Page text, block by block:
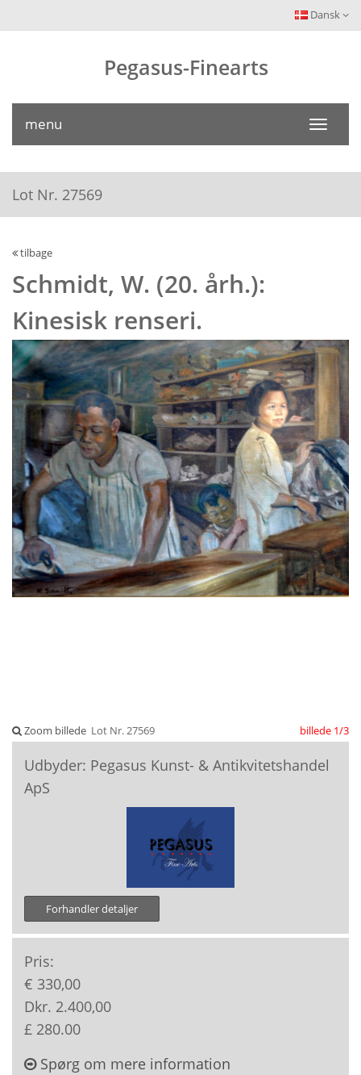
Dansk
Pegasus-Finearts
Toggle
menu
Lot Nr. 27569
tilbage
Schmidt, W. (20. årh.):
Kinesisk renseri.
Zoom billede Lot Nr. 27569 billede 1/3
Udbyder: Pegasus Kunst- & Antikvitetshandel
ApS
Forhandler detaljer
Pris:
€ 330,00
Dkr. 2.400,00
£ 280.00
Spørg om mere information